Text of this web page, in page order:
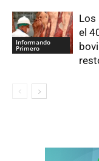
Informando
Primero
Los
el